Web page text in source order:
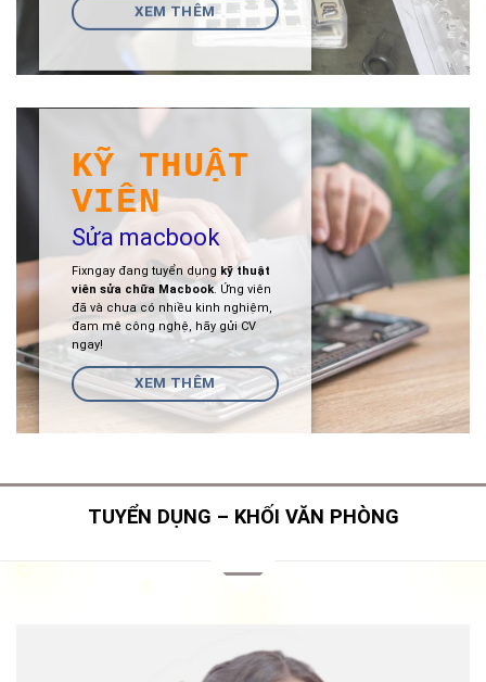
XEM THÊM
KỸ THUẬT
VIÊN
Sửa macbook
Fixngay đang tuyển dụng kỹ thuật
viên sửa chữa Macbook. Ứng viên
đã và chưa có nhiều kinh nghiệm,
đam mê công nghệ, hãy gửi CV
ngay!
XEM THÊM
TUYỂN DỤNG – KHỐI VĂN PHÒNG